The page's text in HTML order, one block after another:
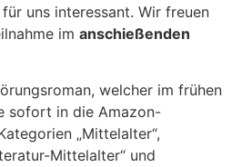
uns interessant. Wir freuen
im anschießenden
welcher im frühen
sofort in die Amazon-
„Mittelalter“,
Mittelalter“ und